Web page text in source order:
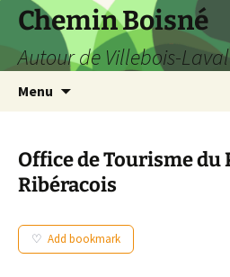
Aller
contenu
Chemin Boisné
Autour de Villebois-
Menu
Office de Tourisme du
Ribéracois
Add bookmark